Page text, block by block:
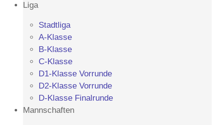
Liga
Stadtliga
A-Klasse
B-Klasse
C-Klasse
D1-Klasse Vorrunde
D2-Klasse Vorrunde
D-Klasse Finalrunde
Mannschaften